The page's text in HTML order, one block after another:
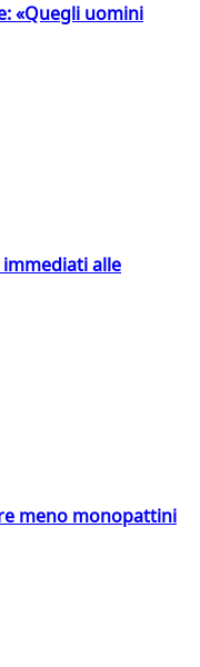
«Quegli uomini
alle
meno monopattini